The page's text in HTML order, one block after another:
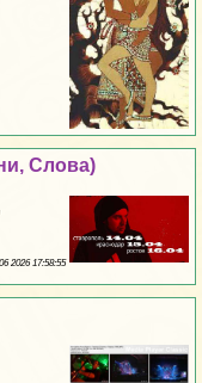
Слова)
2026 17:58:55